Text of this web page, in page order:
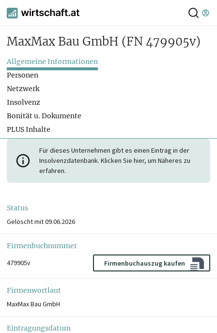
MaxMax Bau GmbH (FN 479905v)
Allgemeine Informationen
Personen
Netzwerk
Insolvenz
Bonität u. Dokumente
PLUS Inhalte
Für dieses Unternehmen gibt es einen Eintrag in der
Insolvenzdatenbank. Klicken Sie hier, um Näheres zu
erfahren.
Status
Gelöscht mit 09.06.2026
Firmenbuchnummer
479905v
Firmenbuchauszug kaufen
Firmenwortlaut
MaxMax Bau GmbH
Eintragungsdatum